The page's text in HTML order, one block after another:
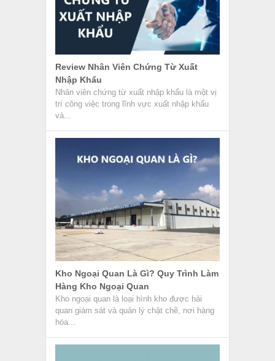
Kho Ngoại Quan Là Gì? Quy Trình Làm
Hàng Kho Ngoại Quan
Kho ngoại quan là loại hình kho được hải
quan giám sát và quản lý chặt chẽ, nơi hàng
hóa...
Quy Trình Làm Thủ Tục Xuất Nhập
Khẩu – Chứng Từ Kèm Theo
Thủ tục xuất nhập khẩu là hình thức giao dịch
ngoại thương giữa Việt Nam và quốc gia
khác. Trong...